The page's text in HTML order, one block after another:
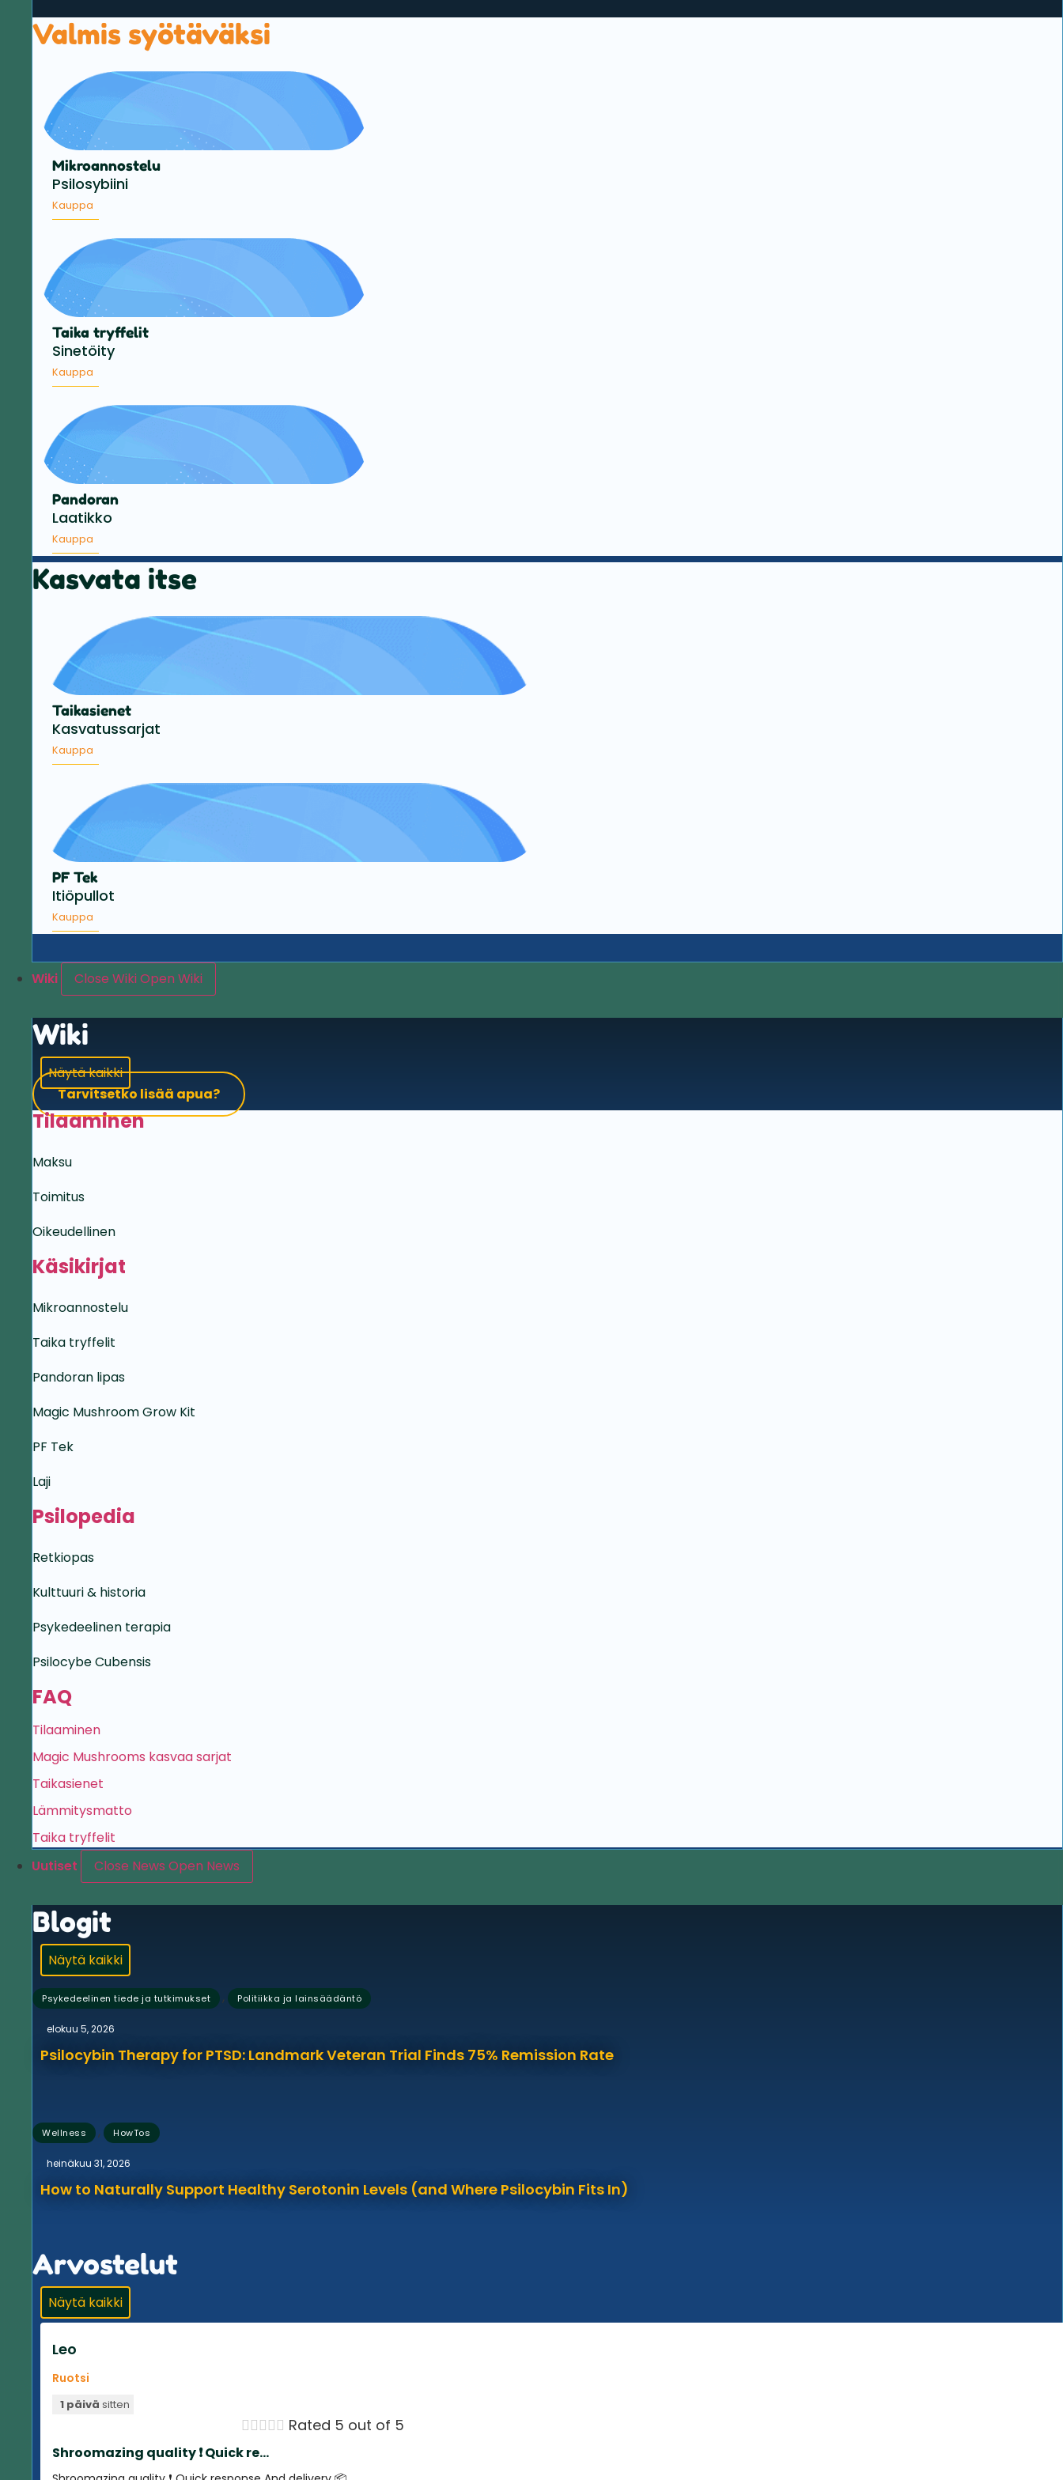
Valmis syötäväksi
Mikroannostelu
Psilosybiini
Kauppa
Taika tryffelit
Sinetöity
Kauppa
Pandoran
Laatikko
Kauppa
Kasvata itse
Taikasienet
Kasvatussarjat
Kauppa
PF Tek
Itiöpullot
Kauppa
Wiki Close WikiOpen Wiki
Wiki
Näytä kaikki
Tarvitsetko lisää apua?
Tilaaminen
Maksu
Toimitus
Oikeudellinen
Käsikirjat
Mikroannostelu
Taika tryffelit
Pandoran lipas
Magic Mushroom Grow Kit
PF Tek
Laji
Psilopedia
Retkiopas
Kulttuuri & historia
Psykedeelinen terapia
Psilocybe Cubensis
FAQ
Tilaaminen
Magic Mushrooms kasvaa sarjat
Taikasienet
Lämmitysmatto
Taika tryffelit
Uutiset
Close News Open News
Blogit
Näytä kaikki
Psykedeelinen tiede ja tutkimukset , Politiikka ja lainsäädäntö
elokuu 5, 2026
Psilocybin Therapy for PTSD: Landmark Veteran Trial Finds 75% Remission Rate
Wellness , HowTos
heinäkuu 31, 2026
How to Naturally Support Healthy Serotonin Levels (and Where Psilocybin Fits In)
Arvostelut
Näytä kaikki
Leo
Ruotsi
1 päivä sitten
 Rated 5 out of 5
Shroomazing quality ❗️ Quick re...